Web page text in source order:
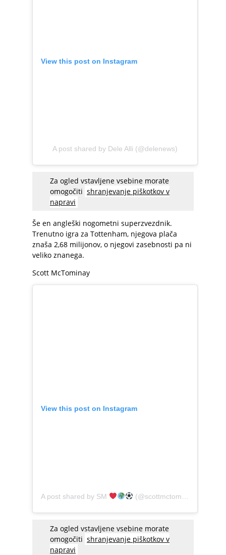
View this post on Instagram
A post shared by Dele Alli (@delenews)
Za ogled vstavljene vsebine morate
omogočiti shranjevanje piškotkov v
napravi
Še en angleški nogometni superzvezdnik.
Trenutno igra za Tottenham, njegova plača
znaša 2,68 milijonov, o njegovi zasebnosti pa ni
veliko znanega.
Scott McTominay
View this post on Instagram
A post shared by SM (@scottmctominay)
Za ogled vstavljene vsebine morate
omogočiti shranjevanje piškotkov v
napravi